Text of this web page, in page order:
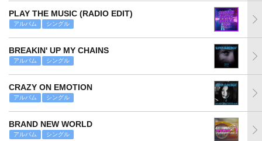
PLAY THE MUSIC (RADIO EDIT)
アルバム シングル
BREAKIN' UP MY CHAINS
アルバム シングル
CRAZY ON EMOTION
アルバム シングル
BRAND NEW WORLD
アルバム シングル